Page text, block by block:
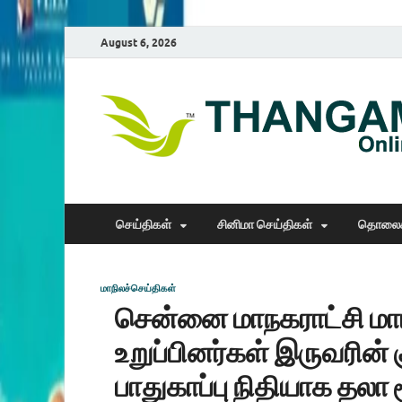
August 6, 2026
செய்திகள் சினிமா செய்திகள்
மாநிலச்செய்திகள்
சென்னை மாநகராட்சி
உறுப்பினர்கள் இருவரின்
பாதுகாப்பு நிதியாக